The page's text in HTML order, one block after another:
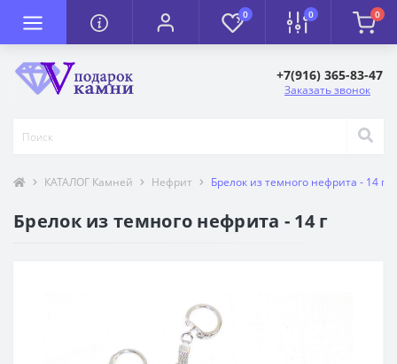
0 0 0
+7(916) 365-83-47
Заказать звонок
КАТАЛОГ Камней Нефрит Брелок из темного нефрита - 14 г
Брелок из темного нефрита - 14 г